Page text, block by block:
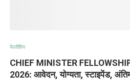
फेलोशिप
CHIEF MINISTER
2026: आवेदन, योग्यता, स्टाइपेंड,